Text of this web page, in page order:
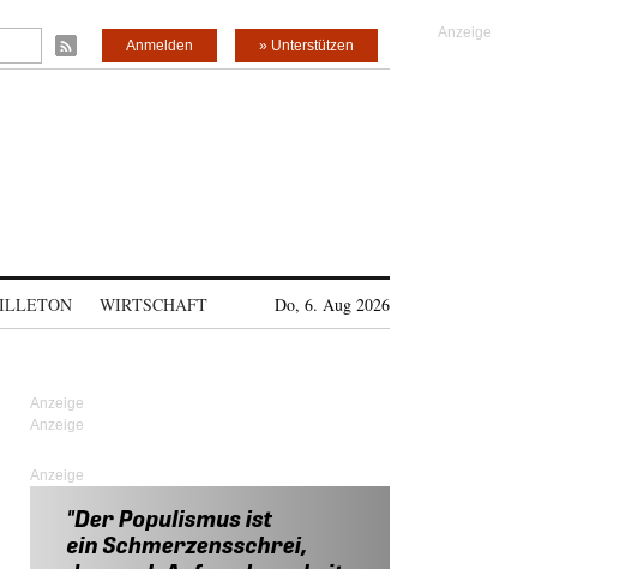
» Unterstützen
Anmelden
WIRTSCHAFT Do, 6. Aug 2026
Anzeige